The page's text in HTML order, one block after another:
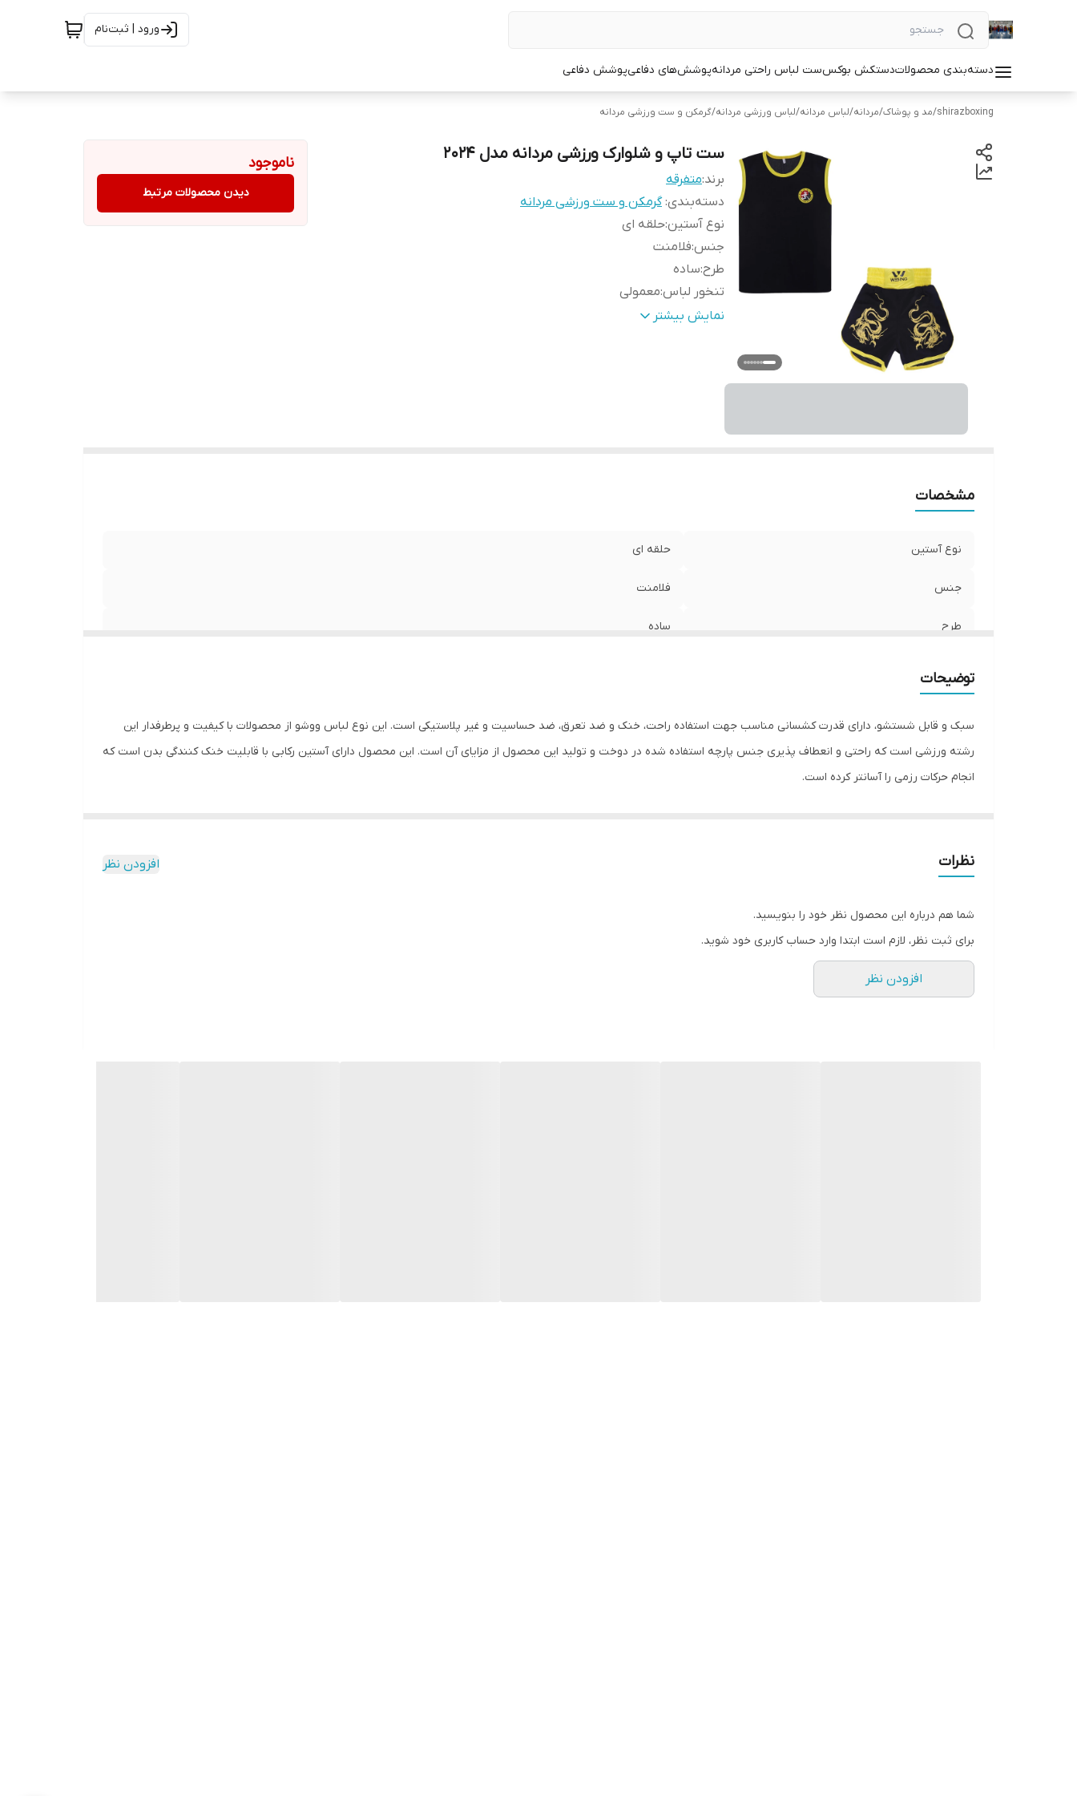
ورود | ثبت‌نام
دسته‌بندی محصولاتدستکش بوکسست لباس راحتی مردانهپوشش‌های دفاعیپوشش دفاعی
shirazboxing
/مد و پوشاک/مردانه/لباس مردانه/لباس ورزشی مردانه/گرمکن و ست ورزشی مردانه
ست تاپ و شلوارک ورزشی مردانه مدل 2024
برند:متفرقه
دسته‌بندی:گرمکن و ست ورزشی مردانه
نوع آستین:حلقه ای
جنس:فلامنت
طرح:ساده
تنخور لباس:معمولی
نحوه بسته شدن
نمایش بیشتر
ناموجود
دیدن محصولات مرتبط
مشخصات
نوع آستین حلقه ای
جنس فلامنت
طرح ساده
توضیحات
سبک و قابل شستشو، دارای قدرت کشسانی مناسب جهت استفاده راحت، خنک و ضد تعرق، ضد حساسیت و غیر پلاستیکی است. این نوع لباس ووشو از محصولات با کیفیت و پرطرفدار این
رشته ورزشی است که راحتی و انعطاف پذیری جنس پارچه استفاده شده در دوخت و تولید این محصول از مزایای آن است. این محصول دارای آستین رکابی با قابلیت خنک کنندگی بدن است که
انجام حرکات رزمی را آسانتر کرده است.
نظرات افزودن نظر
شما هم درباره این محصول نظر خود را بنویسید.
برای ثبت نظر، لازم است ابتدا وارد حساب کاربری خود شوید.
افزودن نظر